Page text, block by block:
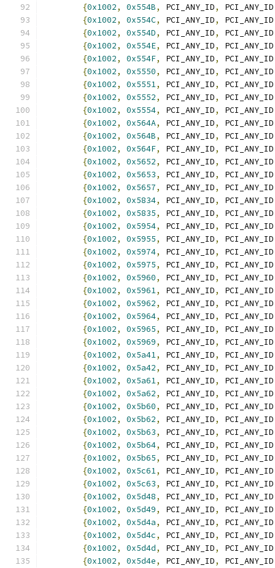
{0x1002, 0x554B, PCI_ANY_ID, PCI_ANY_ID
{0x1002, 0x554C, PCI_ANY_ID, PCI_ANY_ID
{0x1002, 0x554D, PCI_ANY_ID, PCI_ANY_ID
{0x1002, 0x554E, PCI_ANY_ID, PCI_ANY_ID
{0x1002, 0x554F, PCI_ANY_ID, PCI_ANY_ID
{0x1002, 0x5550, PCI_ANY_ID, PCI_ANY_ID
{0x1002, 0x5551, PCI_ANY_ID, PCI_ANY_ID
{0x1002, 0x5552, PCI_ANY_ID, PCI_ANY_ID
{0x1002, 0x5554, PCI_ANY_ID, PCI_ANY_ID
{0x1002, 0x564A, PCI_ANY_ID, PCI_ANY_ID
{0x1002, 0x564B, PCI_ANY_ID, PCI_ANY_ID
{0x1002, 0x564F, PCI_ANY_ID, PCI_ANY_ID
{0x1002, 0x5652, PCI_ANY_ID, PCI_ANY_ID
{0x1002, 0x5653, PCI_ANY_ID, PCI_ANY_ID
{0x1002, 0x5657, PCI_ANY_ID, PCI_ANY_ID
{0x1002, 0x5834, PCI_ANY_ID, PCI_ANY_ID
{0x1002, 0x5835, PCI_ANY_ID, PCI_ANY_ID
{0x1002, 0x5954, PCI_ANY_ID, PCI_ANY_ID
{0x1002, 0x5955, PCI_ANY_ID, PCI_ANY_ID
{0x1002, 0x5974, PCI_ANY_ID, PCI_ANY_ID
{0x1002, 0x5975, PCI_ANY_ID, PCI_ANY_ID
{0x1002, 0x5960, PCI_ANY_ID, PCI_ANY_ID
{0x1002, 0x5961, PCI_ANY_ID, PCI_ANY_ID
{0x1002, 0x5962, PCI_ANY_ID, PCI_ANY_ID
{0x1002, 0x5964, PCI_ANY_ID, PCI_ANY_ID
{0x1002, 0x5965, PCI_ANY_ID, PCI_ANY_ID
{0x1002, 0x5969, PCI_ANY_ID, PCI_ANY_ID
{0x1002, 0x5a41, PCI_ANY_ID, PCI_ANY_ID
{0x1002, 0x5a42, PCI_ANY_ID, PCI_ANY_ID
{0x1002, 0x5a61, PCI_ANY_ID, PCI_ANY_ID
{0x1002, 0x5a62, PCI_ANY_ID, PCI_ANY_ID
{0x1002, 0x5b60, PCI_ANY_ID, PCI_ANY_ID
{0x1002, 0x5b62, PCI_ANY_ID, PCI_ANY_ID
{0x1002, 0x5b63, PCI_ANY_ID, PCI_ANY_ID
{0x1002, 0x5b64, PCI_ANY_ID, PCI_ANY_ID
{0x1002, 0x5b65, PCI_ANY_ID, PCI_ANY_ID
{0x1002, 0x5c61, PCI_ANY_ID, PCI_ANY_ID
{0x1002, 0x5c63, PCI_ANY_ID, PCI_ANY_ID
{0x1002, 0x5d48, PCI_ANY_ID, PCI_ANY_ID
{0x1002, 0x5d49, PCI_ANY_ID, PCI_ANY_ID
{0x1002, 0x5d4a, PCI_ANY_ID, PCI_ANY_ID
{0x1002, 0x5d4c, PCI_ANY_ID, PCI_ANY_ID
{0x1002, 0x5d4d, PCI_ANY_ID, PCI_ANY_ID
{0x1002, 0x5d4e, PCI_ANY_ID, PCI_ANY_ID